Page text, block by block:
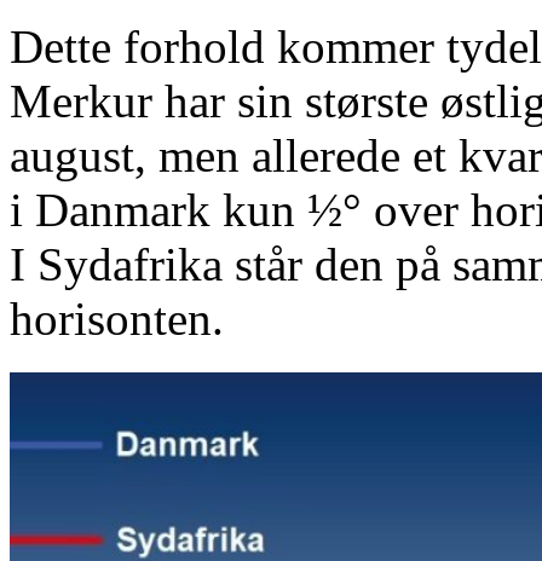
Dette forhold kommer
Merkur har sin største
august, men allerede et
i Danmark kun ½° over
I Sydafrika står den på
horisonten.